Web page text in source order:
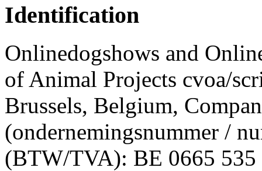
Identification
Onlinedogshows and
of Animal Projects cvoa/
Brussels, Belgium,
(ondernemingsnummer /
(BTW/TVA): BE 0665 535